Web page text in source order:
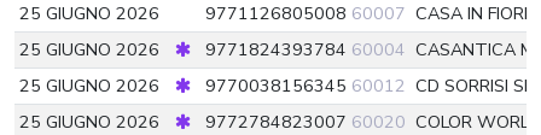
25 GIUGNO 2026
9771126805008 60007 CASA IN FIORE
25 GIUGNO 2026
9771824393784 60004 CASANTICA
25 GIUGNO 2026
9770038156345 60012 CD SORRISI
25 GIUGNO 2026
9772784823007 60020 COLOR